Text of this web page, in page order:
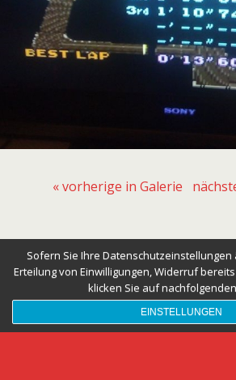
« vorherige in Galerie
Zum Seitenanfang
Mobil
Sofern Sie Ihre Datenschutzeinstellungen
Erteilung von Einwilligungen, Widerruf
klicken Sie auf
EINSTELLUNGEN